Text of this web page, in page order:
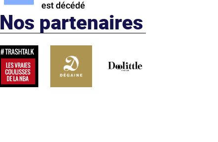
est décédé
Nos partenaires